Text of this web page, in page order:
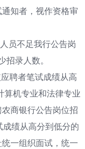
知者，视作资格审
员不足我行公告岗
招录人数。
聘者笔试成绩从高
算机专业和法律专业
商银行公告岗位招
绩从高分到低分的
一组织面试，统一